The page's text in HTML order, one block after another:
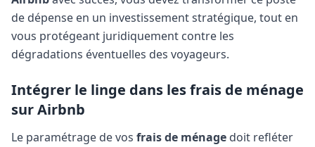
de dépense en un investissement stratégique, tout en
vous protégeant juridiquement contre les
dégradations éventuelles des voyageurs.
Intégrer le linge dans les frais de ménage
sur Airbnb
Le paramétrage de vos frais de ménage doit refléter